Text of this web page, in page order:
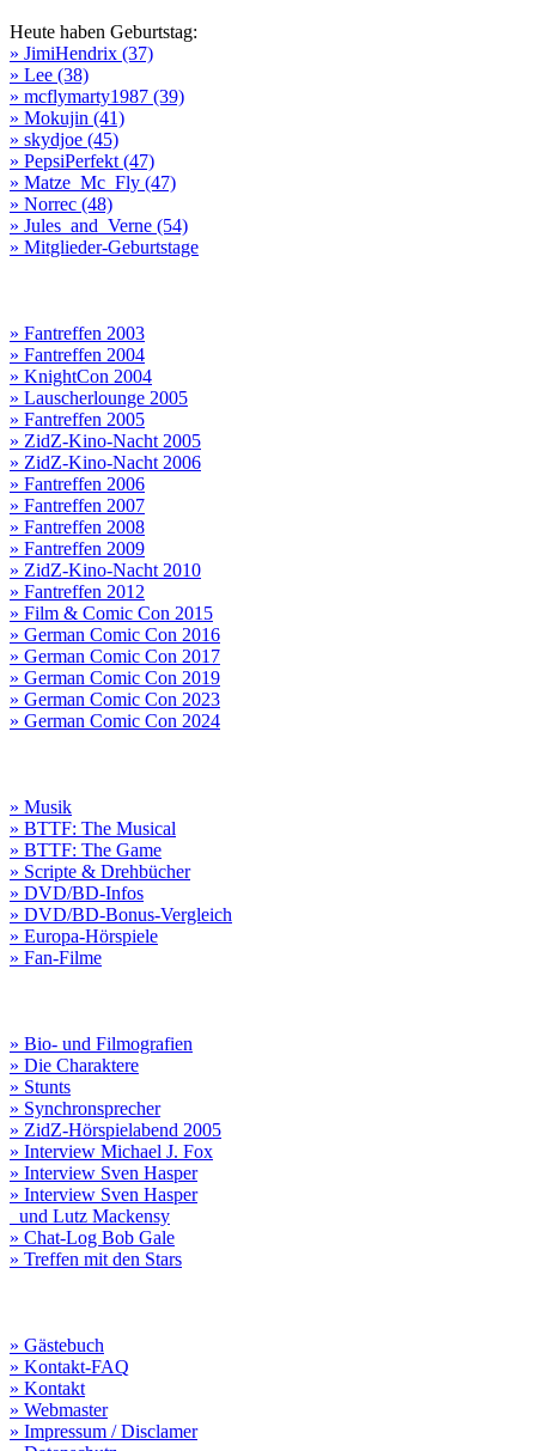
Heute haben Geburtstag:
» JimiHendrix (37)
» Lee (38)
» mcflymarty1987 (39)
» Mokujin (41)
» skydjoe (45)
» PepsiPerfekt (47)
» Matze_Mc_Fly (47)
» Norrec (48)
» Jules_and_Verne (54)
» Mitglieder-Geburtstage
» Fantreffen 2003
» Fantreffen 2004
» KnightCon 2004
» Lauscherlounge 2005
» Fantreffen 2005
» ZidZ-Kino-Nacht 2005
» ZidZ-Kino-Nacht 2006
» Fantreffen 2006
» Fantreffen 2007
» Fantreffen 2008
» Fantreffen 2009
» ZidZ-Kino-Nacht 2010
» Fantreffen 2012
» Film & Comic Con 2015
» German Comic Con 2016
» German Comic Con 2017
» German Comic Con 2019
» German Comic Con 2023
» German Comic Con 2024
» Musik
» BTTF: The Musical
» BTTF: The Game
» Scripte & Drehbücher
» DVD/BD-Infos
» DVD/BD-Bonus-Vergleich
» Europa-Hörspiele
» Fan-Filme
» Bio- und Filmografien
» Die Charaktere
» Stunts
» Synchronsprecher
» ZidZ-Hörspielabend 2005
» Interview Michael J. Fox
» Interview Sven Hasper
» Interview Sven Hasper
und Lutz Mackensy
» Chat-Log Bob Gale
» Treffen mit den Stars
» Gästebuch
» Kontakt-FAQ
» Kontakt
» Webmaster
» Impressum / Disclamer